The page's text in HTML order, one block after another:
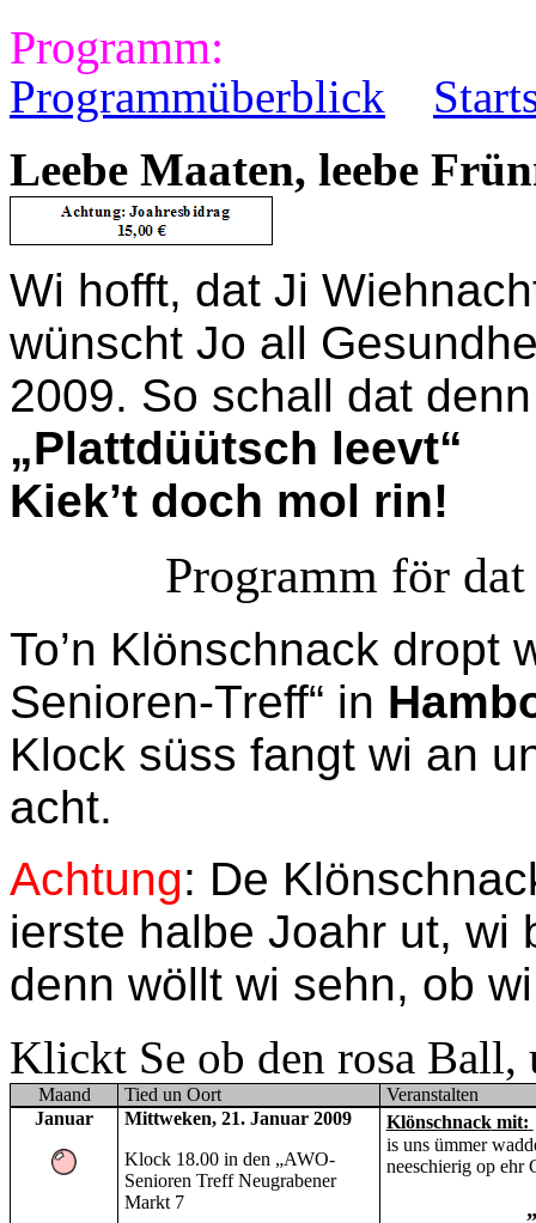
Programm:
Programmüberblick
Leebe Maaten, leebe
Wi hofft, dat Ji
wünscht Jo all
2009. So schall dat
„Plattdüütsch leevt“
Kiek’t doch mol rin!
Programm för
To’n Klönschnack dropt
Senioren-Treff“ in
Klock süss fangt wi an
acht.
Achtung: De
ierste halbe Joahr ut, wi
denn wöllt wi sehn, ob
Klickt Se ob den rosa Ball,
Maand Tied un Oort
Veranstalten
Januar
Mittweken, 21. Januar 2009
Klock 18.00 in den „AWO-
Senioren Treff Neugrabener
Markt 7
Klönschnackmit:
is uns ümmer
neeschierig op ehr